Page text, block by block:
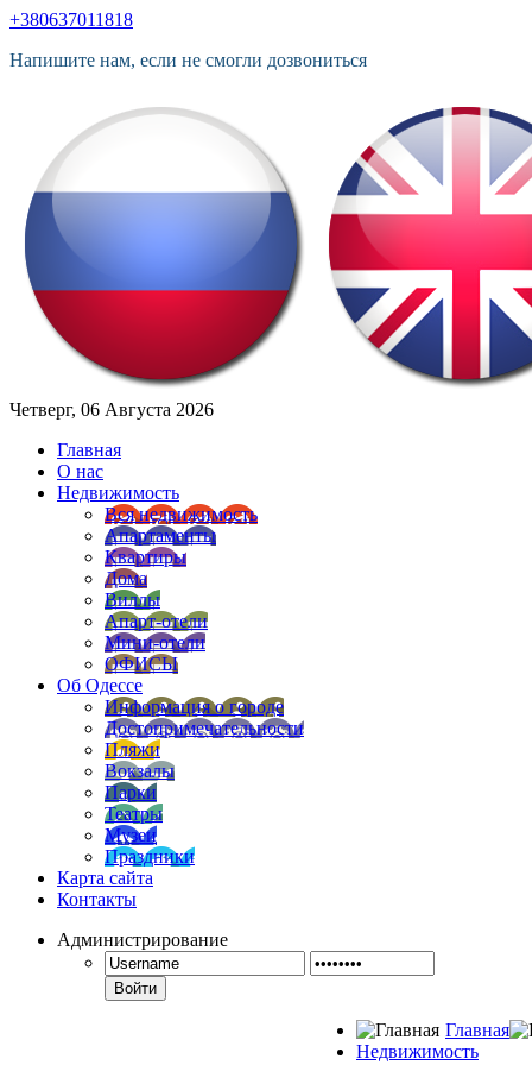
+380637011818
Напишите нам, если не смогли дозвониться
Четверг, 06 Августа 2026
Главная
О нас
Недвижимость
Вся недвижимость
Апартаменты
Квартиры
Дома
Виллы
Апарт-отели
Мини-отели
ОФИСЫ
Об Одессе
Информация о городе
Достопримечательности
Пляжи
Вокзалы
Парки
Театры
Музеи
Праздники
Карта сайта
Контакты
Администрирование
Войти
Главная
Недвижимость